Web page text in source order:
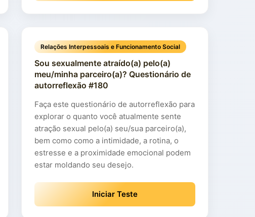
Relações Interpessoais e Funcionamento Social
Sou sexualmente atraído(a) pelo(a)
meu/minha parceiro(a)? Questionário de
autorreflexão #180
Faça este questionário de autorreflexão para
explorar o quanto você atualmente sente
atração sexual pelo(a) seu/sua parceiro(a),
bem como como a intimidade, a rotina, o
estresse e a proximidade emocional podem
estar moldando seu desejo.
Iniciar Teste